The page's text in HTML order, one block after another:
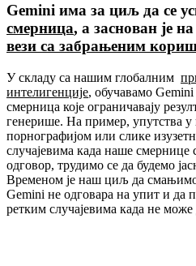
Gemini има за циљ да се
смерница, а заснован је на
вези са забрањеним
У складу са нашим глобалним
интелигенције, обучавамо
смерница које ограничавају
генерише. На пример, упутства у
порнографијом или слике
случајевима када наше смернице
одговор, трудимо се да будемо
Временом је наш циљ да смањимо
Gemini не одговара на упит и
ретким случајевима када не може